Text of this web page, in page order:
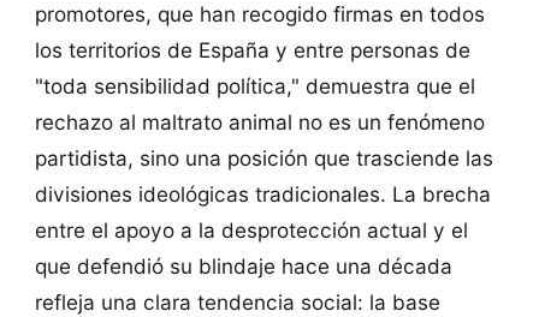
promotores, que han recogido firmas en todos
los territorios de España y entre personas de
"toda sensibilidad política," demuestra que el
rechazo al maltrato animal no es un fenómeno
partidista, sino una posición que trasciende las
divisiones ideológicas tradicionales. La brecha
entre el apoyo a la desprotección actual y el
que defendió su blindaje hace una década
refleja una clara tendencia social: la base